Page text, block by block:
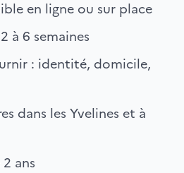
en ligne ou sur place
à 6 semaines
: identité, domicile,
dans les Yvelines et à
ans